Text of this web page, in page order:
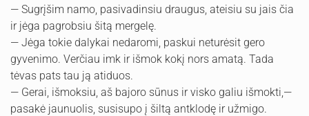
— Sugrįšim namo, pasivadinsiu draugus, ateisiu su jais čia
ir jėga pagrobsiu šitą mergelę.
— Jėga tokie dalykai nedaromi, paskui neturėsit gero
gyvenimo. Verčiau imk ir išmok kokį nors amatą. Tada
tėvas pats tau ją atiduos.
— Gerai, išmoksiu, aš bajoro sūnus ir visko galiu išmokti,—
pasakė jaunuolis, susisupo į šiltą antklodę ir užmigo.